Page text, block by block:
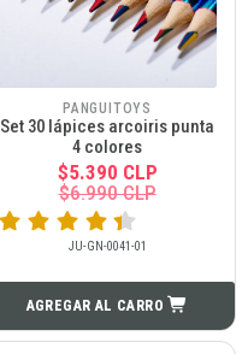
PANGUITOYS
Set 30 lápices arcoiris punta
4 colores
$5.390 CLP
$6.990 CLP
JU-GN-0041-01
AGREGAR AL CARRO